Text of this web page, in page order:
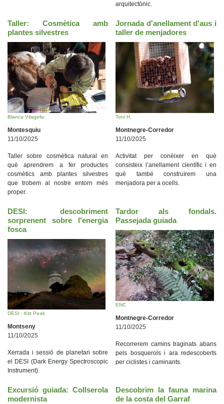
arquitectònic.
Taller: Cosmètica amb
plantes silvestres
Blanca Vilageliu
Montesquiu
11/10/2025
Taller sobre cosmètica natural en
què aprendrem a fer productes
cosmètics amb plantes silvestres
que trobem al nostre entorn més
proper.
Jornada d'anellament d'aus i
taller de menjadores
Toni H.
Montnegre-Corredor
11/10/2025
Activitat per conèixer en què
consisteix l’anellament científic i en
què també construïrem una
menjadora per a ocells.
DESI: descobriment
sorprenent sobre l'energia
fosca
DESI - Kitt Peak
Montseny
11/10/2025
Xerrada i sessió de planetari sobre
el DESI (Dark Energy Spectroscopic
Instrument).
Tardor als fondals.
Passejada guiada
ENC
Montnegre-Corredor
11/10/2025
Recorrerem camins traginats abans
pels bosquerols i ara redescoberts
per ciclistes i caminants.
Excursió guiada: Collserola
modernista
Descobrim la fauna marina
de la costa del Garraf